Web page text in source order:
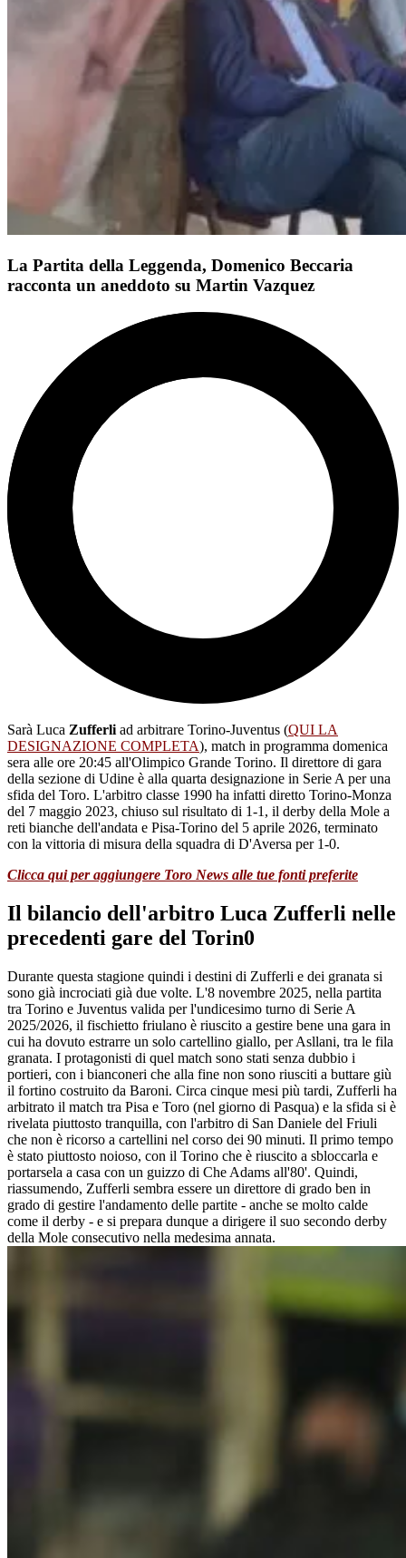
La Partita della Leggenda, Domenico Beccaria
racconta un aneddoto su Martin Vazquez
Sarà Luca Zufferli ad arbitrare Torino-Juventus (QUI LA
DESIGNAZIONE COMPLETA), match in programma domenica
sera alle ore 20:45 all'Olimpico Grande Torino. Il direttore di gara
della sezione di Udine è alla quarta designazione in Serie A per una
sfida del Toro. L'arbitro classe 1990 ha infatti diretto Torino-Monza
del 7 maggio 2023, chiuso sul risultato di 1-1, il derby della Mole a
reti bianche dell'andata e Pisa-Torino del 5 aprile 2026, terminato
con la vittoria di misura della squadra di D'Aversa per 1-0.
Clicca qui per aggiungere Toro News alle tue fonti preferite
Il bilancio dell'arbitro Luca Zufferli nelle
precedenti gare del Torin0
Durante questa stagione quindi i destini di Zufferli e dei granata si
sono già incrociati già due volte. L'8 novembre 2025, nella partita
tra Torino e Juventus valida per l'undicesimo turno di Serie A
2025/2026, il fischietto friulano è riuscito a gestire bene una gara in
cui ha dovuto estrarre un solo cartellino giallo, per Asllani, tra le fila
granata. I protagonisti di quel match sono stati senza dubbio i
portieri, con i bianconeri che alla fine non sono riusciti a buttare giù
il fortino costruito da Baroni. Circa cinque mesi più tardi, Zufferli ha
arbitrato il match tra Pisa e Toro (nel giorno di Pasqua) e la sfida si è
rivelata piuttosto tranquilla, con l'arbitro di San Daniele del Friuli
che non è ricorso a cartellini nel corso dei 90 minuti. Il primo tempo
è stato piuttosto noioso, con il Torino che è riuscito a sbloccarla e
portarsela a casa con un guizzo di Che Adams all'80'. Quindi,
riassumendo, Zufferli sembra essere un direttore di grado ben in
grado di gestire l'andamento delle partite - anche se molto calde
come il derby - e si prepara dunque a dirigere il suo secondo derby
della Mole consecutivo nella medesima annata.